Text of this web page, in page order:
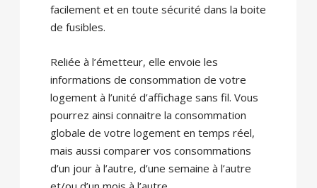
facilement et en toute sécurité dans la boite
de fusibles.
Reliée à l’émetteur, elle envoie les
informations de consommation de votre
logement à l’unité d’affichage sans fil. Vous
pourrez ainsi connaitre la consommation
globale de votre logement en temps réel,
mais aussi comparer vos consommations
d’un jour à l’autre, d’une semaine à l’autre